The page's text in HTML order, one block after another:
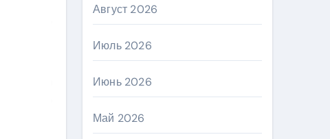
Август 2026
Июль 2026
Июнь 2026
Май 2026